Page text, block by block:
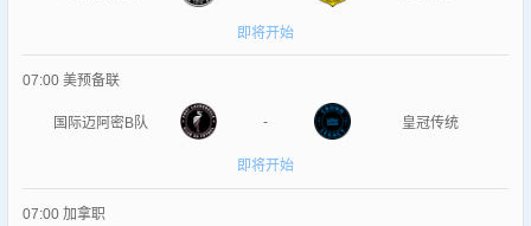
即将开始
07:00 美预备联
国际迈阿密B队 - 皇冠传统
即将开始
07:00 加拿职